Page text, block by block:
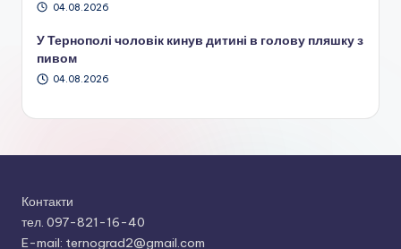
04.08.2026
У Тернополі чоловік кинув дитині в голову пляшку з
пивом
04.08.2026
Контакти
тел. 097-821-16-40
E-mail: ternograd2@gmail.com